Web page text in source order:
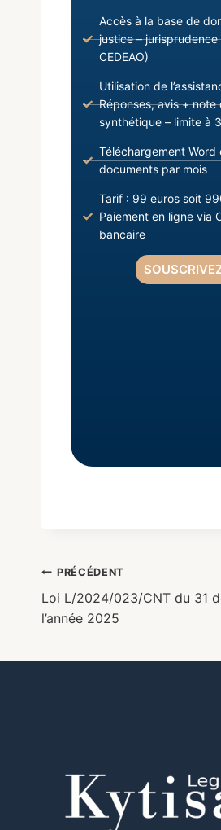
Accès à la base de
justice – jurisprudence
CEDEAO)
Utilisation de
Réponses, avis +
synthétique – limite à
Téléchargement
documents par mois
Tarif : 99 euros soit
Paiement en ligne via
bancaire
PRÉCÉDENT
Loi L/2024/023/CNT du 31
l’année 2025